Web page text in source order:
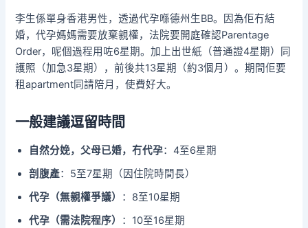
李生係單身香港男性，透過代孕喺德州生BB。因為佢冇結
婚，代孕媽媽需要放棄親權，法院要開庭確認Parentage
Order，呢個過程用咗6星期。加上出世紙（普通證4星期）同
護照（加急3星期），前後共13星期（約3個月）。期間佢要
租apartment同請陪月，使費好大。
一般建議逗留時間
自然分娩，父母已婚，冇代孕：4至6星期
剖腹產：5至7星期（因住院時間長）
代孕（無親權爭議） ：8至10星期
代孕（需法院程序） ：10至16星期